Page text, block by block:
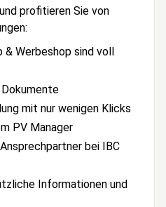
profitieren Sie von
Werbeshop sind voll
mit nur wenigen Klicks
PV Manager
bei IBC
Informationen und